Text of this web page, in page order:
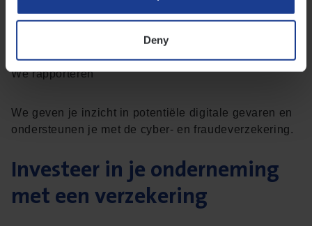
Deny
dataverlies zien en verduidelijken de
We rapporteren
We geven je inzicht in potentiële digitale gevaren en
ondersteunen je met de cyber- en fraudeverzekering.
Investeer in je onderneming
met een verzekering